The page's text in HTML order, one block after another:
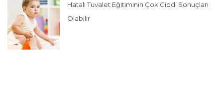
Hatalı Tuvalet Eğitiminin Çok Ciddi Sonuçları
Olabilir